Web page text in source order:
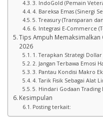
3. IndoGold (Pemain
4. Bareksa Emas (Sinergi
5. Treasury (Transparan
6. Integrasi E-Commerce
Tips Ampuh Memaksimalkan
2026
1. Terapkan Strategi Dollar
2. Jangan Terbawa Emosi
3. Pantau Kondisi Makro
4. Tarik Fisik Sebagai Alat
5. Hindari Godaan Trading
Kesimpulan
Posting terkait: